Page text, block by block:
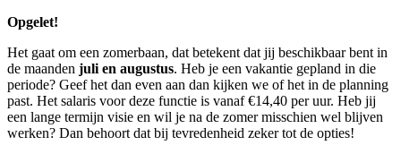
Opgelet!
Het gaat om een zomerbaan, dat betekent dat jij beschikbaar bent in
de maanden juli en augustus. Heb je een vakantie gepland in die
periode? Geef het dan even aan dan kijken we of het in de planning
past. Het salaris voor deze functie is vanaf €14,40 per uur. Heb jij
een lange termijn visie en wil je na de zomer misschien wel blijven
werken? Dan behoort dat bij tevredenheid zeker tot de opties!